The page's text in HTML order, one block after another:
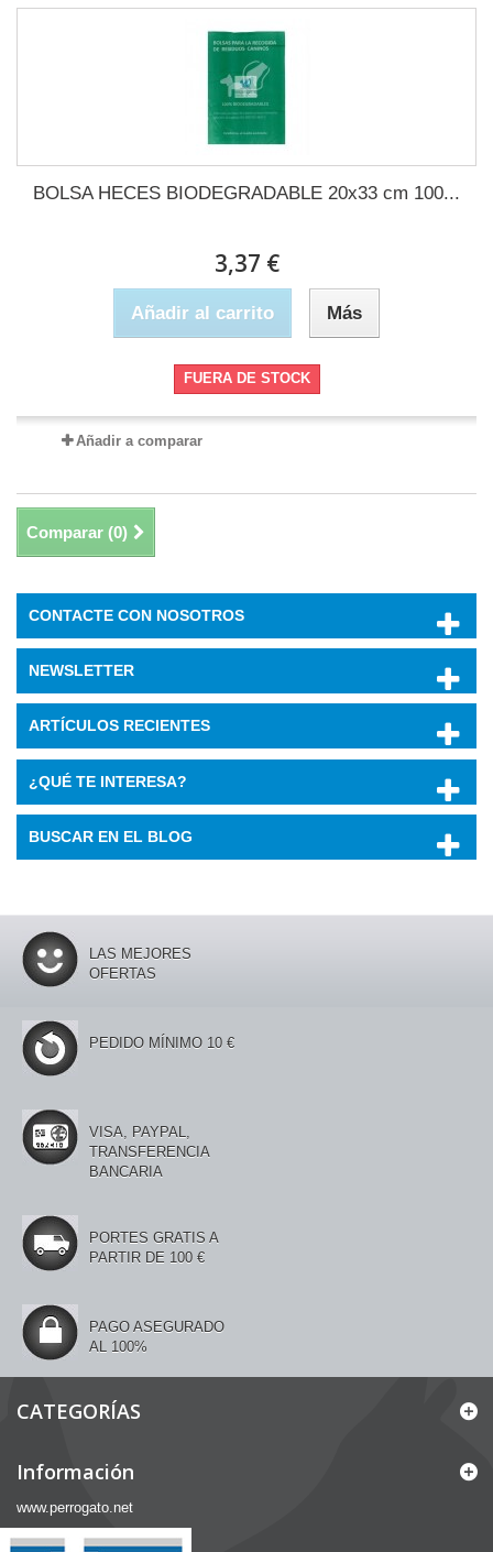
BOLSA HECES BIODEGRADABLE 20x33 cm 100...
3,37 €
Añadir al carrito Más
FUERA DE STOCK
Añadir a comparar
Comparar (0)
CONTACTE CON NOSOTROS
NEWSLETTER
ARTÍCULOS RECIENTES
¿QUÉ TE INTERESA?
BUSCAR EN EL BLOG
LAS MEJORES
OFERTAS
PEDIDO MÍNIMO 10 €
VISA, PAYPAL,
TRANSFERENCIA
BANCARIA
PORTES GRATIS A
PARTIR DE 100 €
PAGO ASEGURADO
AL 100%
CATEGORÍAS
Información
www.perrogato.net